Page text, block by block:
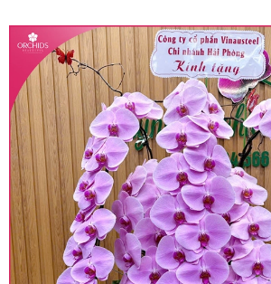
• Giá trên được miễn ship giao
miễn phí in thiệp - banner theo
hàng.
• Beautiful Orchids liên kết với
trên toàn quốc để phục vụ giao
khu vực sẽ có mức giá khác nhau
phí mặt bằng, nguyên vật liệu,..)
thay đổi so với giá niêm yết trên
hàng ở Tỉnh thành khác vui lòng
giá trước khi đặt hàng, shop sẽ
chính xác khi có địa chỉ giao hàng